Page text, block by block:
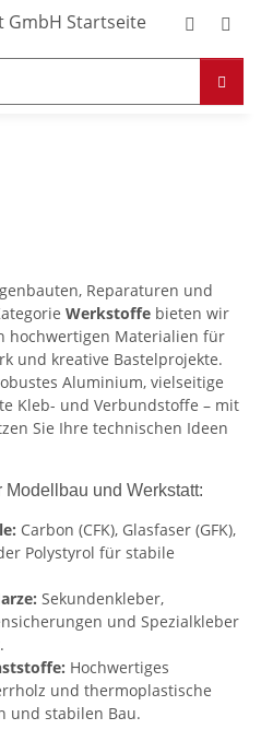
Reparaturen und
Werkstoffe bieten wir
hochwertigen Materialien für
und kreative Bastelprojekte.
Aluminium, vielseitige
Kleb- und Verbundstoffe – mit
Sie Ihre technischen Ideen
und Werkstatt:
Carbon (CFK), Glasfaser (GFK),
Polystyrol für stabile
Sekundenkleber,
und Spezialkleber
Hochwertiges
und thermoplastische
und stabilen Bau.